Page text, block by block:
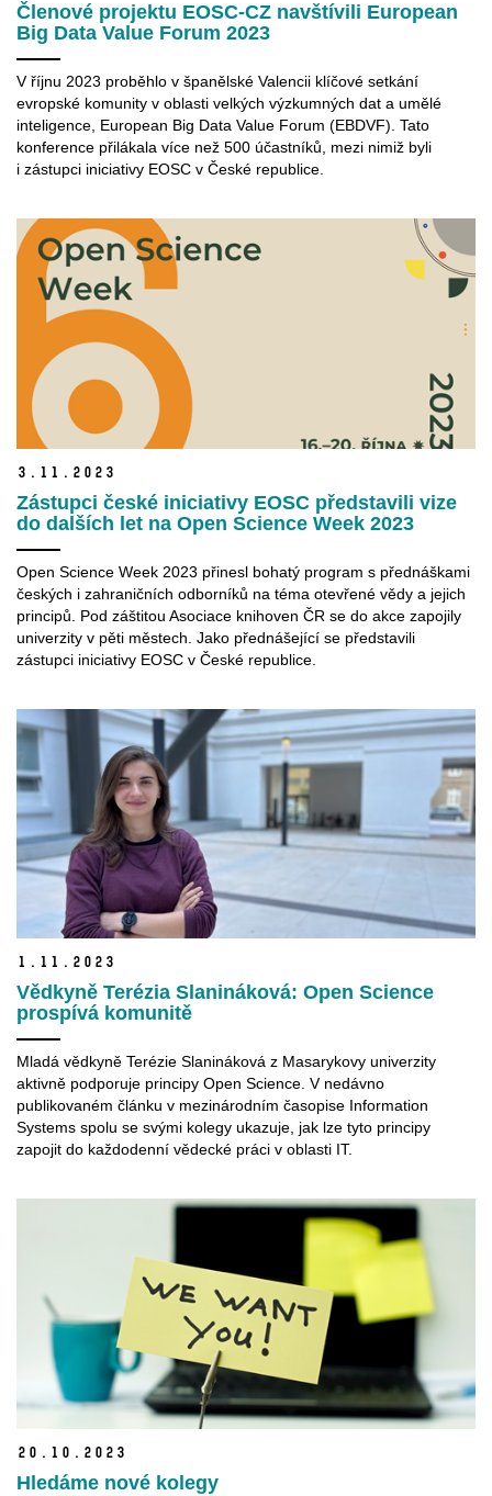
Členové projektu EOSC-CZ navštívili European
Big Data Value Forum 2023
V říjnu 2023 proběhlo v španělské Valencii klíčové setkání
evropské komunity v oblasti velkých výzkumných dat a umělé
inteligence, European Big Data Value Forum (EBDVF). Tato
konference přilákala více než 500 účastníků, mezi nimiž byli
i zástupci iniciativy EOSC v České republice.
3. 11. 2023
Zástupci české iniciativy EOSC představili vize
do dalších let na Open Science Week 2023
Open Science Week 2023 přinesl bohatý program s přednáškami
českých i zahraničních odborníků na téma otevřené vědy a jejich
principů. Pod záštitou Asociace knihoven ČR se do akce zapojily
univerzity v pěti městech. Jako přednášející se představili
zástupci iniciativy EOSC v České republice.
1. 11. 2023
Vědkyně Terézia Slanináková: Open Science
prospívá komunitě
Mladá vědkyně Terézie Slanináková z Masarykovy univerzity
aktivně podporuje principy Open Science. V nedávno
publikovaném článku v mezinárodním časopise Information
Systems spolu se svými kolegy ukazuje, jak lze tyto principy
zapojit do každodenní vědecké práci v oblasti IT.
20. 10. 2023
Hledáme nové kolegy